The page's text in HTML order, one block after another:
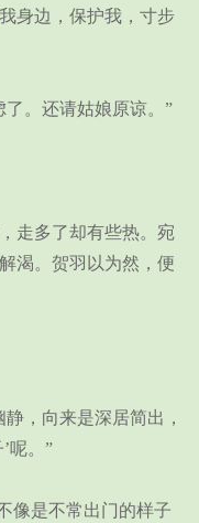
身边，保护我，寸步
。还请姑娘原谅。”
多了却有些热。宛
渴。贺羽以为然，便
，向来是深居简出，
呢。”
是不常出门的样子